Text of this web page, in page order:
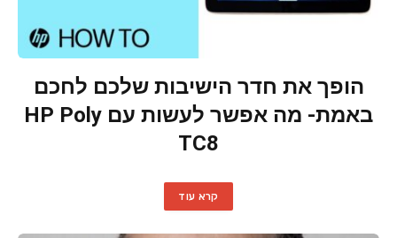
הופך את חדר הישיבות שלכם לחכם
באמת- מה אפשר לעשות עם HP Poly
TC8
קרא עוד